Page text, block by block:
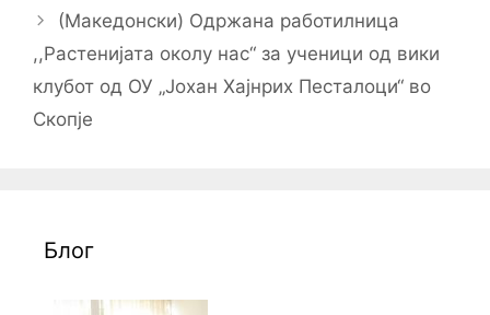
(Македонски) Одржана работилница
,,Растенијата околу нас“ за ученици од вики
клубот од ОУ „Јохан Хајнрих Песталоци“ во
Скопје
Блог